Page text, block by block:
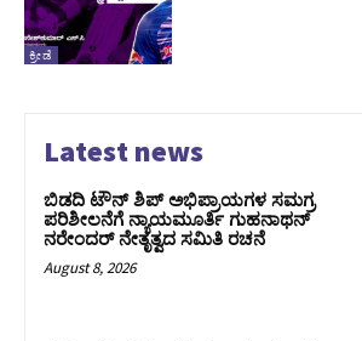
ಕ್ರೀಡೆ
Latest news
ಬಿಡದಿ ಟೌನ್ ಶಿಪ್ ಅಭಿಪ್ರಾಯಗಳ ಸಮಗ್ರ
ಪರಿಶೀಲನೆಗೆ ನ್ಯಾಯಮೂರ್ತಿ ಗುಹನಾಥನ್
ನರೇಂದರ್ ನೇತೃತ್ವದ ಸಮಿತಿ ರಚನೆ
August 8, 2026